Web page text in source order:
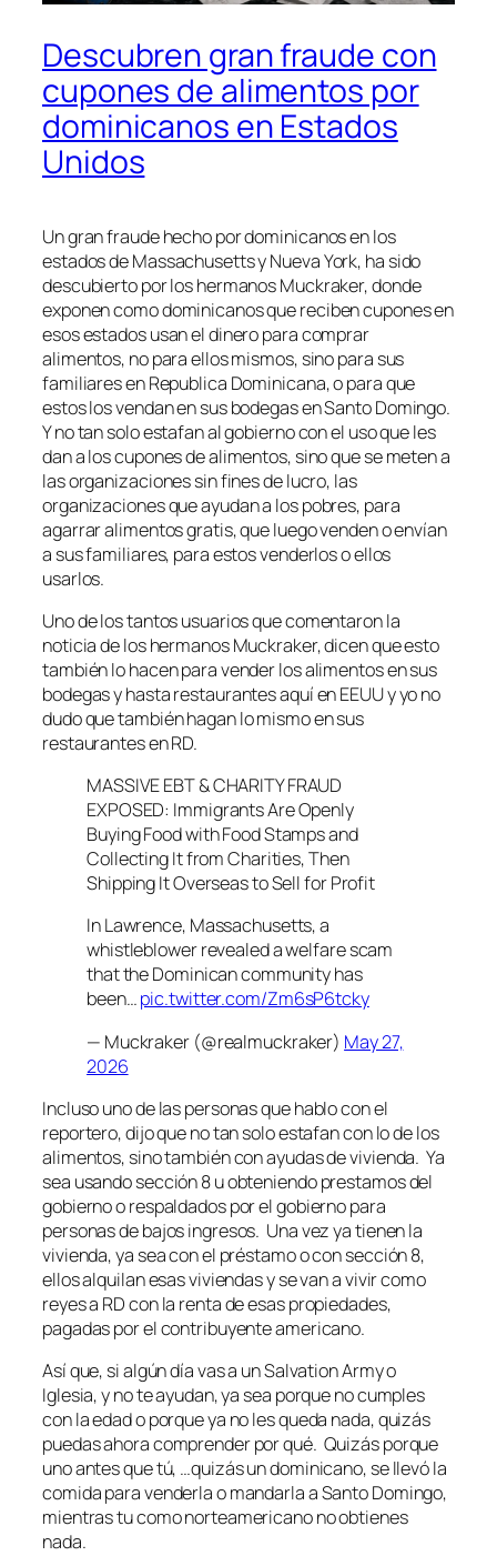
Descubren gran fraude con
cupones de alimentos por
dominicanos en Estados
Unidos
Un gran fraude hecho por dominicanos en los
estados de Massachusetts y Nueva York, ha sido
descubierto por los hermanos Muckraker, donde
exponen como dominicanos que reciben cupones en
esos estados usan el dinero para comprar
alimentos, no para ellos mismos, sino para sus
familiares en Republica Dominicana, o para que
estos los vendan en sus bodegas en Santo Domingo.
Y no tan solo estafan al gobierno con el uso que les
dan a los cupones de alimentos, sino que se meten a
las organizaciones sin fines de lucro, las
organizaciones que ayudan a los pobres, para
agarrar alimentos gratis, que luego venden o envían
a sus familiares, para estos venderlos o ellos
usarlos.
Uno de los tantos usuarios que comentaron la
noticia de los hermanos Muckraker, dicen que esto
también lo hacen para vender los alimentos en sus
bodegas y hasta restaurantes aquí en EEUU y yo no
dudo que también hagan lo mismo en sus
restaurantes en RD.
MASSIVE EBT & CHARITY FRAUD
EXPOSED: Immigrants Are Openly
Buying Food with Food Stamps and
Collecting It from Charities, Then
Shipping It Overseas to Sell for Profit
In Lawrence, Massachusetts, a
whistleblower revealed a welfare scam
that the Dominican community has
been…pic.twitter.com/Zm6sP6tcky
— Muckraker (@realmuckraker) May 27,
2026
Incluso uno de las personas que hablo con el
reportero, dijo que no tan solo estafan con lo de los
alimentos, sino también con ayudas de vivienda. Ya
sea usando sección 8 u obteniendo prestamos del
gobierno o respaldados por el gobierno para
personas de bajos ingresos. Una vez ya tienen la
vivienda, ya sea con el préstamo o con sección 8,
ellos alquilan esas viviendas y se van a vivir como
reyes a RD con la renta de esas propiedades,
pagadas por el contribuyente americano.
Así que, si algún día vas a un Salvation Army o
Iglesia, y no te ayudan, ya sea porque no cumples
con la edad o porque ya no les queda nada, quizás
puedas ahora comprender por qué. Quizás porque
uno antes que tú, …quizás un dominicano, se llevó la
comida para venderla o mandarla a Santo Domingo,
mientras tu como norteamericano no obtienes
nada.